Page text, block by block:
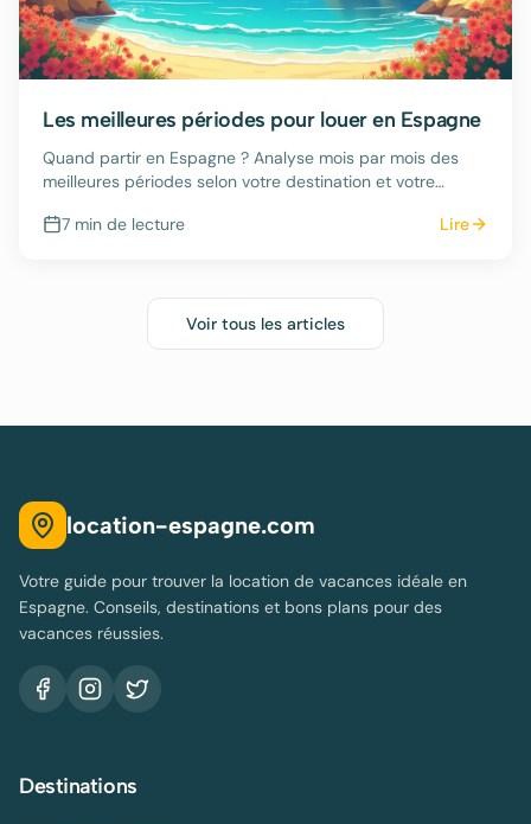
Les meilleures périodes pour louer en Espagne
Quand partir en Espagne ? Analyse mois par mois des
meilleures périodes selon votre destination et votre
7 min de lecture Lire
Voir tous les articles
location-espagne.com
Votre guide pour trouver la location de vacances idéale en
Espagne. Conseils, destinations et bons plans pour des
vacances réussies.
Destinations